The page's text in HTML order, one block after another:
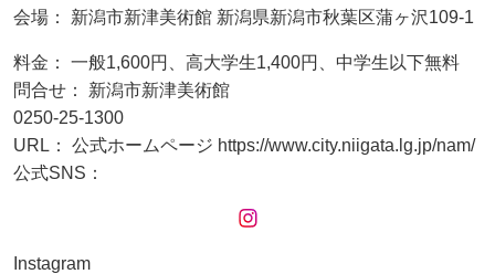
会場： 新潟市新津美術館 新潟県新潟市秋葉区蒲ヶ沢109-1
料金： 一般1,600円、高大学生1,400円、中学生以下無料
問合せ： 新潟市新津美術館
0250-25-1300
URL： 公式ホームページ https://www.city.niigata.lg.jp/nam/
公式SNS：
Instagram